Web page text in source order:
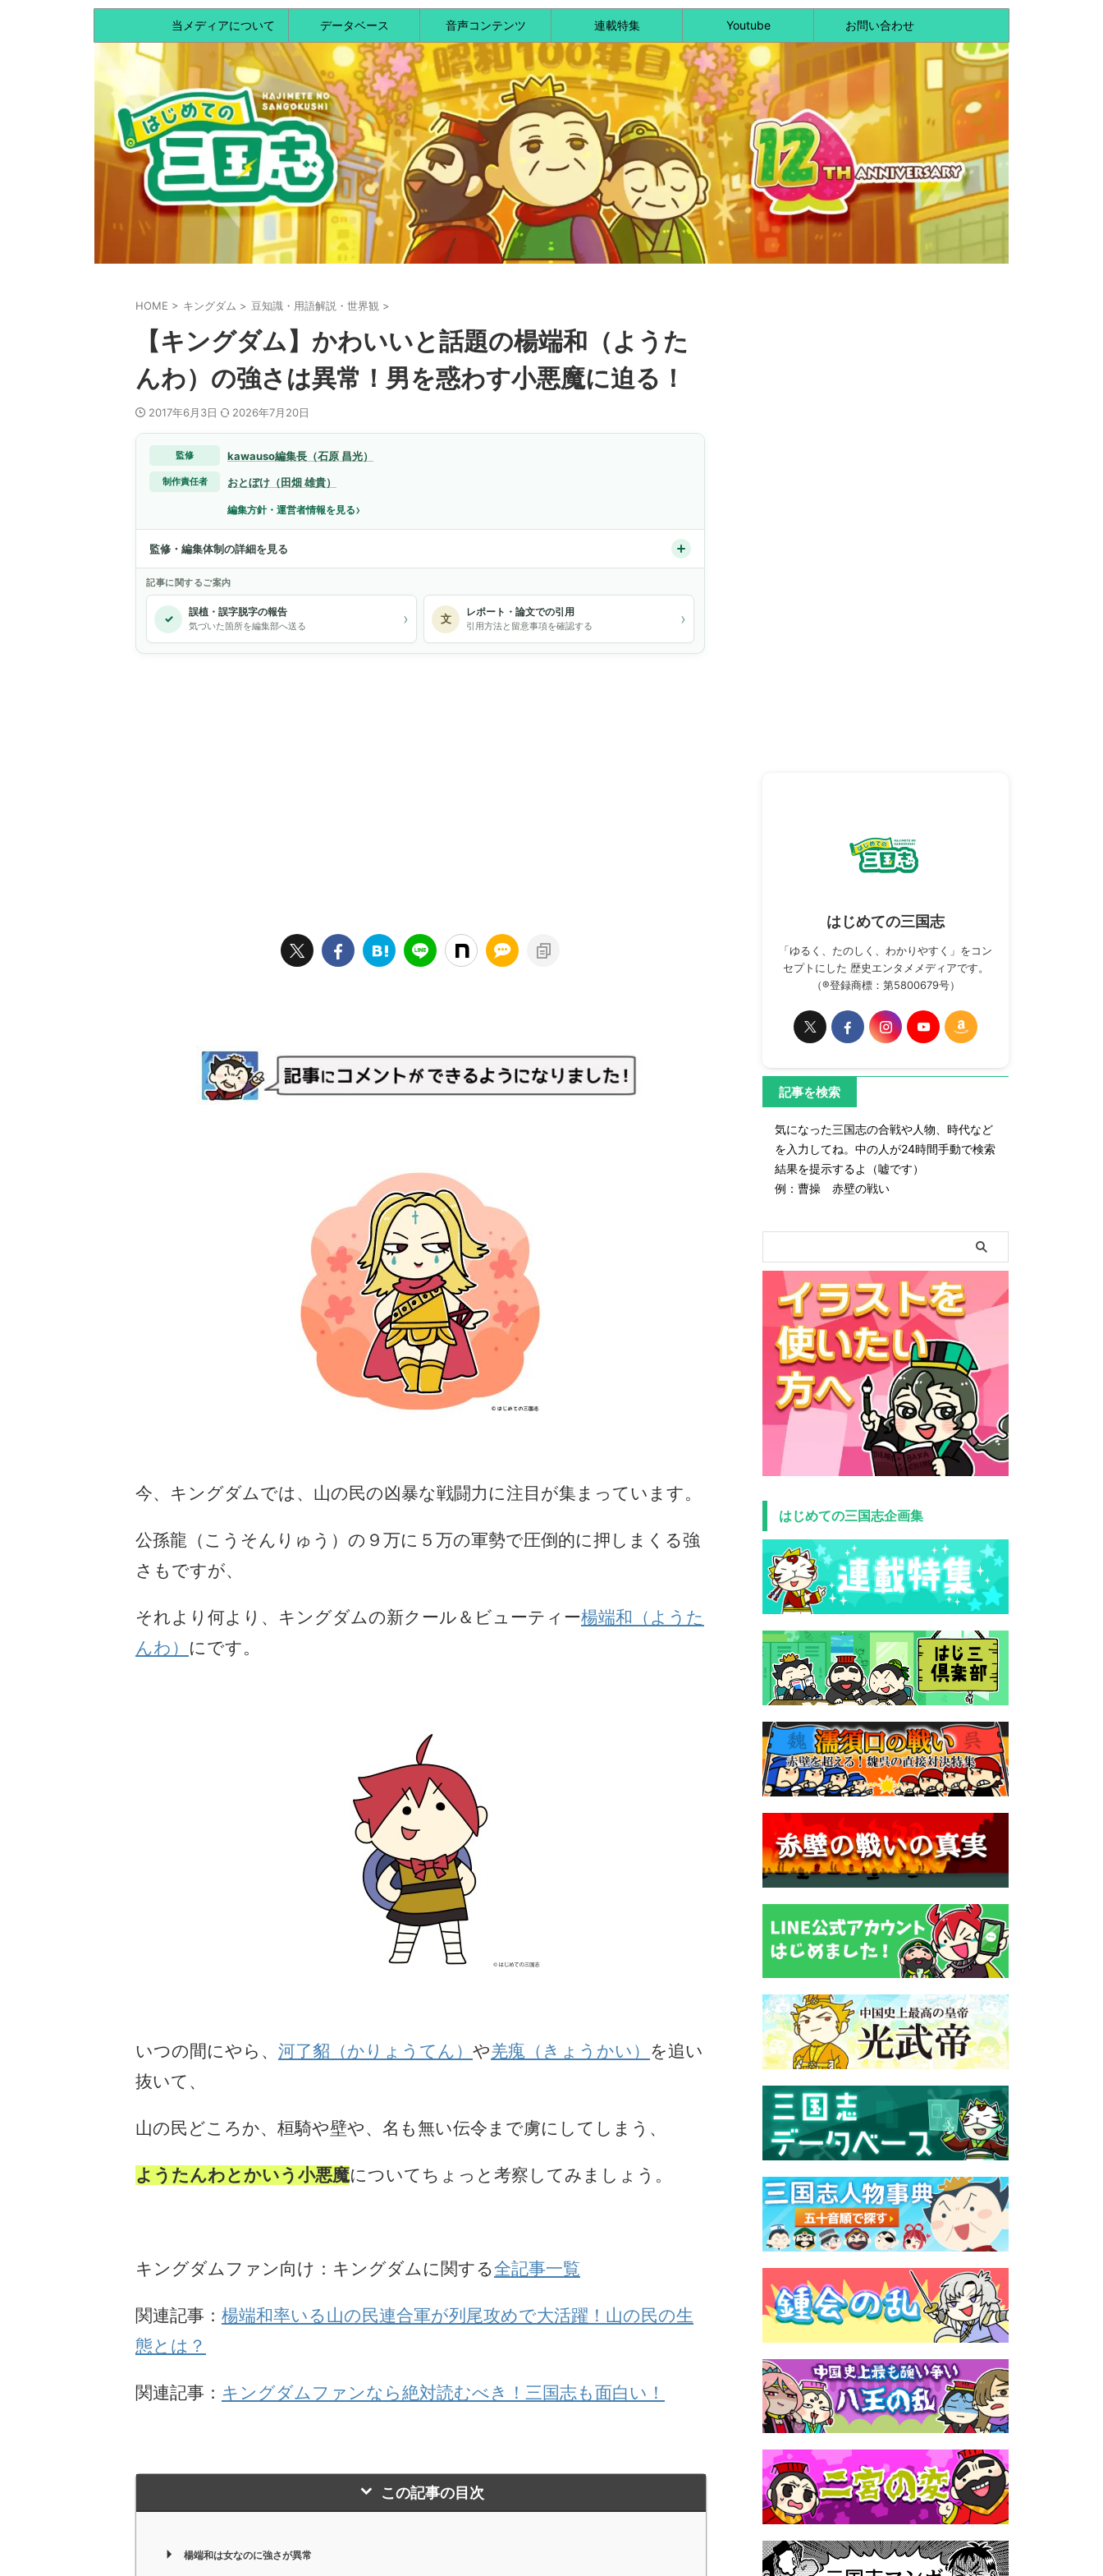
当メディアについて データベース 音声コンテンツ 連載特集 Youtube お問い合わせ
HOME > キングダム > 豆知識・用語解説・世界観 >
【キングダム】かわいいと話題の楊端和（ようた
んわ）の強さは異常！男を惑わす小悪魔に迫る！
2017年6月3日 2026年7月20日
監修 kawauso編集長（石原 昌光）
制作責任者 おとぼけ（田畑 雄貴）
編集方針・運営者情報を見る›
監修・編集体制の詳細を見る
記事に関するご案内
✓ 誤植・誤字脱字の報告
気づいた箇所を編集部へ送る › 文 レポート・論文での引用
引用方法と留意事項を確認する ›
今、キングダムでは、山の民の凶暴な戦闘力に注目が集まっています。
公孫龍（こうそんりゅう）の９万に５万の軍勢で圧倒的に押しまくる強
さもですが、
それより何より、キングダムの新クール＆ビューティー楊端和（ようた
んわ） にです。
いつの間にやら、 河了貂（かりょうてん） や羌瘣（きょうかい） を追い
抜いて、
山の民どころか、桓騎や壁や、名も無い伝令まで虜にしてしまう、
ようたんわとかいう小悪魔についてちょっと考察してみましょう。
キングダムファン向け：キングダムに関する全記事一覧
関連記事： 楊端和率いる山の民連合軍が列尾攻めで大活躍！山の民の生
態とは？
関連記事： キングダムファンなら絶対読むべき！三国志も面白い！
この記事の目次
楊端和は女なのに強さが異常
はじめての三国志
「ゆるく、たのしく、わかりやすく」をコン
セプトにした 歴史エンタメメディアです。
（®登録商標：第5800679号）
記事を検索
気になった三国志の合戦や人物、時代など
を入力してね。中の人が24時間手動で検索
結果を提示するよ（嘘です）
例：曹操 赤壁の戦い
はじめての三国志企画集